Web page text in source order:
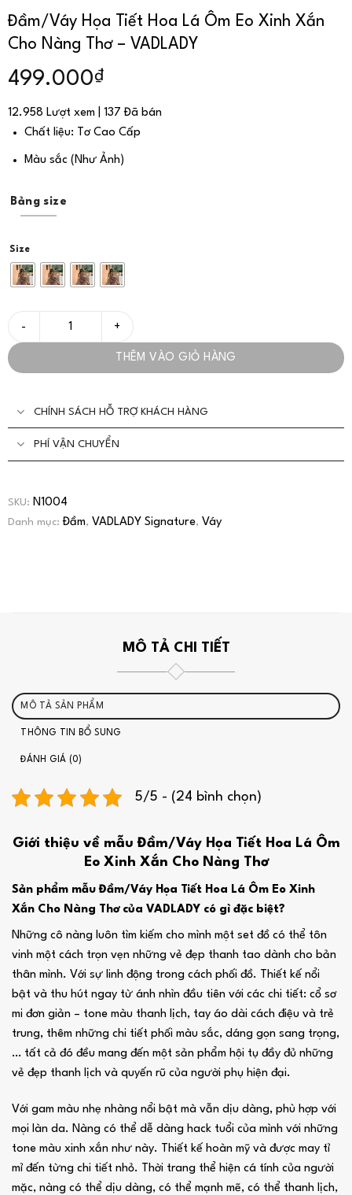
Đầm/Váy Họa Tiết Hoa Lá Ôm Eo Xinh Xắn
Cho Nàng Thơ – VADLADY
499.000₫
12.958 Lượt xem | 137 Đã bán
Chất liệu: Tơ Cao Cấp
Màu sắc (Như Ảnh)
Bảng size
Size
Đầm/Váy Họa Tiết Hoa Lá Ôm Eo Xinh Xắn Cho Nàng Thơ -
THÊM VÀO GIỎ HÀNG
CHÍNH SÁCH HỖ TRỢ KHÁCH HÀNG
PHÍ VẬN CHUYỂN
SKU: N1004
Danh mục:Đầm, VADLADY Signature, Váy
MÔ TẢ CHI TIẾT
MÔ TẢ SẢN PHẨM
THÔNG TIN BỔ SUNG
ĐÁNH GIÁ (0)
5/5 - (24 bình chọn)
Giới thiệu về mẫu Đầm/Váy Họa Tiết Hoa Lá Ôm
Eo Xinh Xắn Cho Nàng Thơ
Sản phẩm mẫu Đầm/Váy Họa Tiết Hoa Lá Ôm Eo Xinh
Xắn Cho Nàng Thơ của VADLADY có gì đặc biệt?
Những cô nàng luôn tìm kiếm cho mình một set đồ có thể tôn
vinh một cách trọn vẹn những vẻ đẹp thanh tao dành cho bản
thân mình. Với sự linh động trong cách phối đồ. Thiết kế nổi
bật và thu hút ngay từ ánh nhìn đầu tiên với các chi tiết: cổ sơ
mi đơn giản – tone màu thanh lịch, tay áo dài cách điệu và trẻ
trung, thêm những chi tiết phối màu sắc, dáng gọn sang trọng,
… tất cả đó đều mang đến một sản phẩm hội tụ đầy đủ những
vẻ đẹp thanh lịch và quyến rũ của người phụ hiện đại.
Với gam màu nhẹ nhàng nổi bật mà vẫn dịu dàng, phù hợp với
mọi làn da. Nàng có thể dễ dàng hack tuổi của mình với những
tone màu xinh xắn như này. Thiết kế hoàn mỹ và được may tỉ
mỉ đến từng chi tiết nhỏ. Thời trang thể hiện cá tính của người
mặc, nàng có thể dịu dàng, có thể mạnh mẽ, có thể thanh lịch,